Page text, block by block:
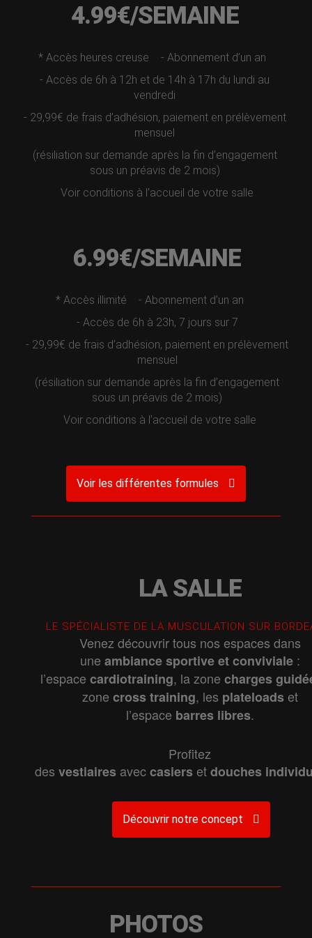
4.99€/SEMAINE
* Accès heures creuse
- Abonnement d’un an
- Accès de 6h à 12h et de 14h à 17h du lundi au
vendredi
- 29,99€ de frais d’adhésion, paiement en prélèvement
mensuel
(résiliation sur demande après la fin d’engagement
sous un préavis de 2 mois)
Voir conditions à l’accueil de votre salle
6.99€/SEMAINE
* Accès illimité
- Abonnement d’un an
- Accès de 6h à 23h, 7 jours sur 7
- 29,99€ de frais d’adhésion, paiement en prélèvement
mensuel
(résiliation sur demande après la fin d’engagement
sous un préavis de 2 mois)
Voir conditions à l’accueil de votre salle
Voir les différentes formules
LA SALLE
LE SPÉCIALISTE DE LA MUSCULATION SUR
Venez découvrir tous nos espaces dans
une ambiance sportive et conviviale:
l’espace cardiotraining, la zone charges
zone cross training, les plateloads et
l’espace barres libres.
Profitez
des vestiaires aveccasiers etdouches
Découvrir notre concept
PHOTOS